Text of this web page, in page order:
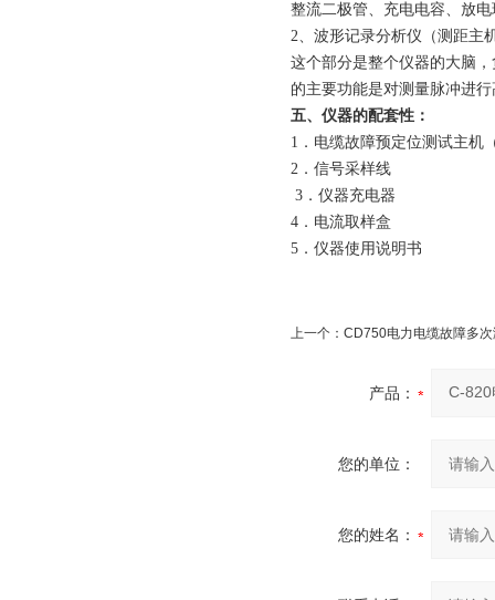
整流二极管、充电电容、放
2、波形记录分析仪（测距主
这个部分是整个仪器的大脑
的主要功能是对测量脉冲进
五、仪器的配套性：
1．电缆故障预定位测试主机
2 ．信号采样
3 ． 仪器充电器
4 ．电流取样
5 ．仪器使用说明
上一个： CD750电力电缆故障多
产品：
您的单位：
您的姓名：